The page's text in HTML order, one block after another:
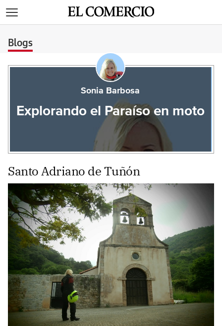
Blogs
Sonia Barbosa
Explorando el Paraíso en moto
Santo Adriano de Tuñón